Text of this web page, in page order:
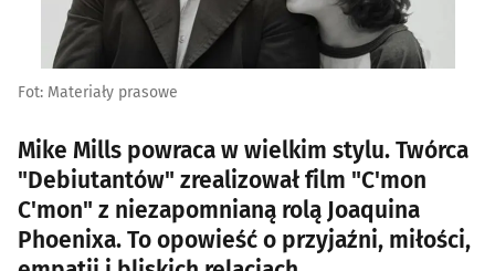
Fot: Materiały prasowe
Mike Mills powraca w wielkim stylu. Twórca
"Debiutantów" zrealizował film "C'mon
C'mon" z niezapomnianą rolą Joaquina
Phoenixa. To opowieść o przyjaźni, miłości,